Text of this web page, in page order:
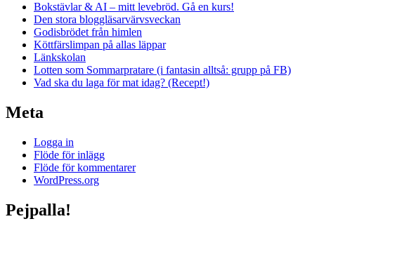
Bokstävlar & AI – mitt levebröd. Gå en kurs!
Den stora bloggläsarvärvsveckan
Godisbrödet från himlen
Köttfärslimpan på allas läppar
Länkskolan
Lotten som Sommarpratare (i fantasin alltså: grupp på FB)
Vad ska du laga för mat idag? (Recept!)
Meta
Logga in
Flöde för inlägg
Flöde för kommentarer
WordPress.org
Pejpalla!